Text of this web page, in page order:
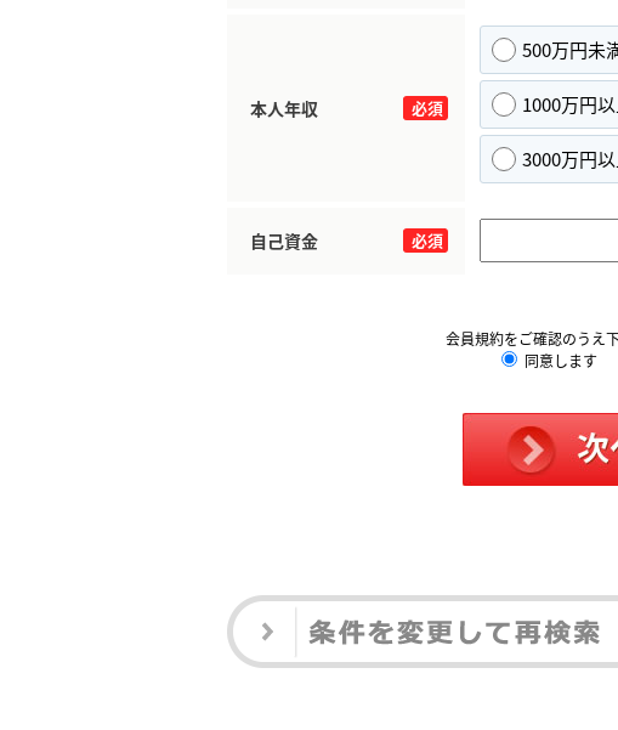
必須
本人年収
500万円未
1000万円
3000万円
必須
自己資金
会員規約をご確認のうえ
同意します